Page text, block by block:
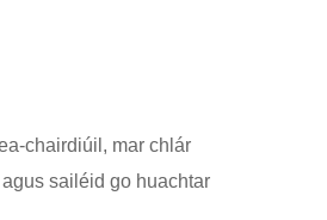
chairdiúil, mar chlár
sailéid go huachtar